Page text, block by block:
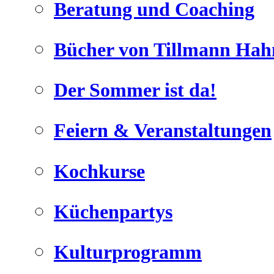
keine sind.
Ein Potpourrie professioneller Rezepte.
Für Liebhaber der einfachen und
immer mit der besonderen Note.
Beratung und Coaching
Bücher von Tillmann
Der Sommer ist da!
Feiern & Veranstaltungen
Kochkurse
Küchenpartys
Kulturprogramm